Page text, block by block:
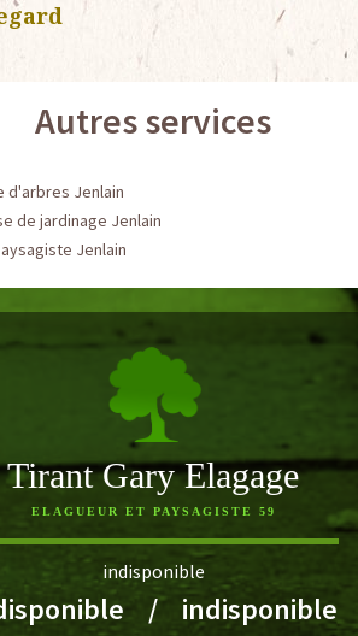
Autres services
d'arbres Jenlain
de jardinage Jenlain
Jenlain
Tirant Gary Elagage
ELAGUEUR ET PAYSAGISTE 59
indisponible
/ indisponible